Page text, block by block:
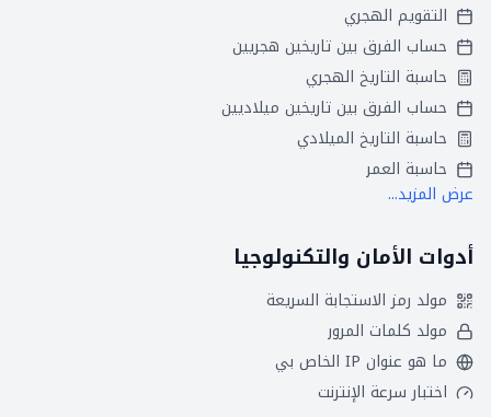
التقويم الهجري
حساب الفرق بين تاريخين هجريين
حاسبة التاريخ الهجري
حساب الفرق بين تاريخين ميلاديين
حاسبة التاريخ الميلادي
حاسبة العمر
عرض المزيد...
أدوات الأمان والتكنولوجيا
مولد رمز الاستجابة السريعة
مولد كلمات المرور
ما هو عنوان IP الخاص بي
اختبار سرعة الإنترنت